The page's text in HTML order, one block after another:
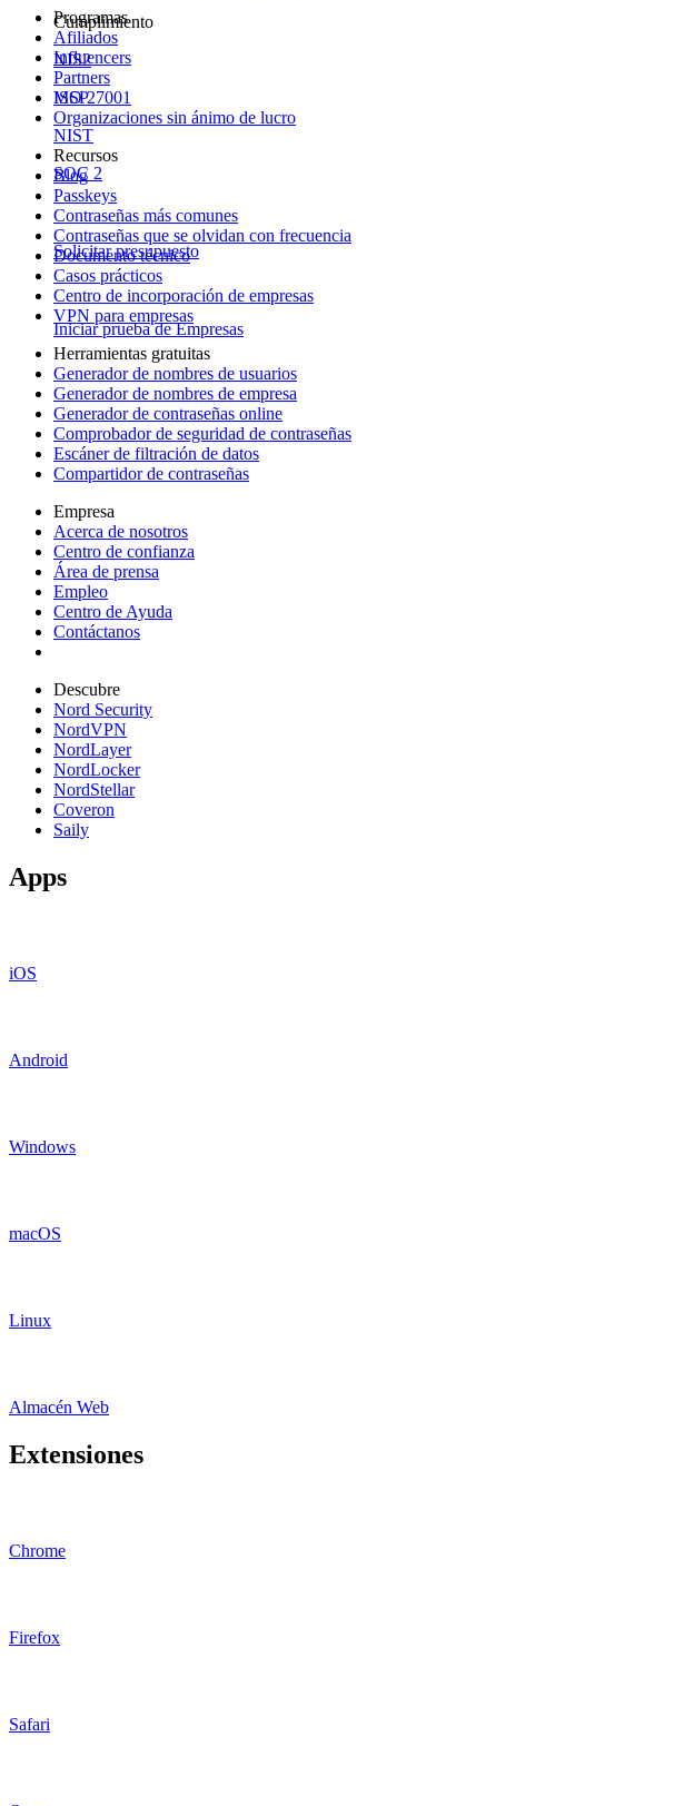
Cumplimiento
NIS2
ISO 27001
NIST
SOC 2
Solicitar presupuesto
Iniciar prueba de Empresas
Programas
Afiliados
Influencers
Partners
MSP
Organizaciones sin ánimo de lucro
Recursos
Blog
Passkeys
Contraseñas más comunes
Contraseñas que se olvidan con frecuencia
Documento técnico
Casos prácticos
Centro de incorporación de empresas
VPN para empresas
Herramientas gratuitas
Generador de nombres de usuarios
Generador de nombres de empresa
Generador de contraseñas online
Comprobador de seguridad de contraseñas
Escáner de filtración de datos
Compartidor de contraseñas
Empresa
Acerca de nosotros
Centro de confianza
Área de prensa
Empleo
Centro de Ayuda
Contáctanos
Descubre
Nord Security
NordVPN
NordLayer
NordLocker
NordStellar
Coveron
Saily
Apps
iOS
Android
Windows
macOS
Linux
Almacén Web
Extensiones
Chrome
Firefox
Safari